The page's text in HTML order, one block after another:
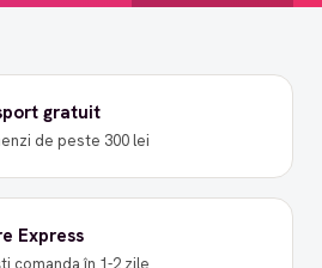
gratuit
de peste 300 lei
Express